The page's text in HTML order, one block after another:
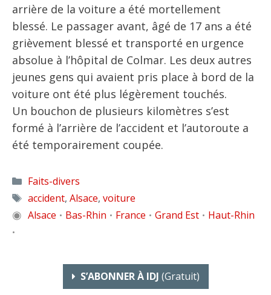
arrière de la voiture a été mortellement
blessé. Le passager avant, âgé de 17 ans a été
grièvement blessé et transporté en urgence
absolue à l’hôpital de Colmar. Les deux autres
jeunes gens qui avaient pris place à bord de la
voiture ont été plus légèrement touchés.
Un bouchon de plusieurs kilomètres s’est
formé à l’arrière de l’accident et l’autoroute a
été temporairement coupée.
Catégories
Faits-divers
Étiquettes
accident, Alsace, voiture
◉ Alsace • Bas-Rhin • France • Grand Est • Haut-Rhin
•
S’ABONNER À IDJ (gratuit)